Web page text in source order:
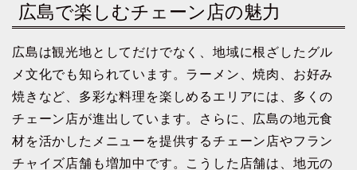
広島で楽しむチェーン店の魅力
広島は観光地としてだけでなく、地域に根ざしたグル
メ文化でも知られています。ラーメン、焼肉、お好み
焼きなど、多彩な料理を楽しめるエリアには、多くの
チェーン店が進出しています。さらに、広島の地元食
材を活かしたメニューを提供するチェーン店やフラン
チャイズ店舗も増加中です。こうした店舗は、地元の